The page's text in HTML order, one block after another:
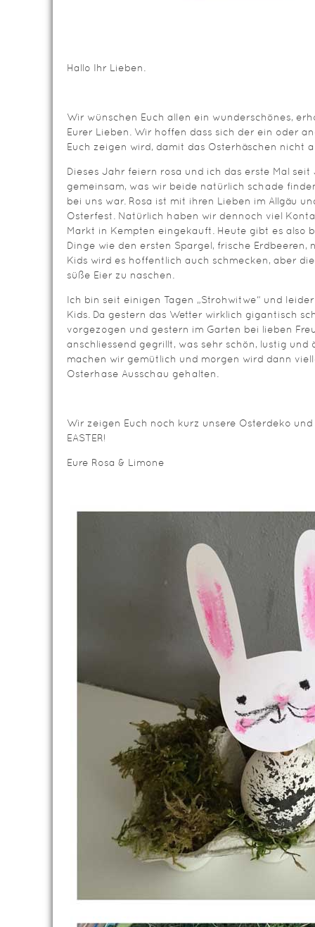
Hallo Ihr Lieben.
Wir wünschen Euch allen ein wunderschönes,
Eurer Lieben. Wir hoffen dass sich der ein oder
Euch zeigen wird, damit das Osterhäschen nicht
Dieses Jahr feiern rosa und ich das erste Mal
gemeinsam, was wir beide natürlich schade
bei uns war. Rosa ist mit ihren Lieben im Allgäu
Osterfest. Natürlich haben wir dennoch viel
Markt in Kempten eingekauft. Heute gibt es also
Dinge wie den ersten Spargel, frische Erdbeeren,
Kids wird es hoffentlich auch schmecken, aber
süße Eier zu naschen.
Ich bin seit einigen Tagen „Strohwitwe“ und
Kids. Da gestern das Wetter wirklich gigantisch
vorgezogen und gestern im Garten bei lieben
anschliessend gegrillt, was sehr schön, lustig und
machen wir gemütlich und morgen wird dann
Osterhase Ausschau gehalten.
Wir zeigen Euch noch kurz unsere Osterdeko und
EASTER!
Eure Rosa & Limone